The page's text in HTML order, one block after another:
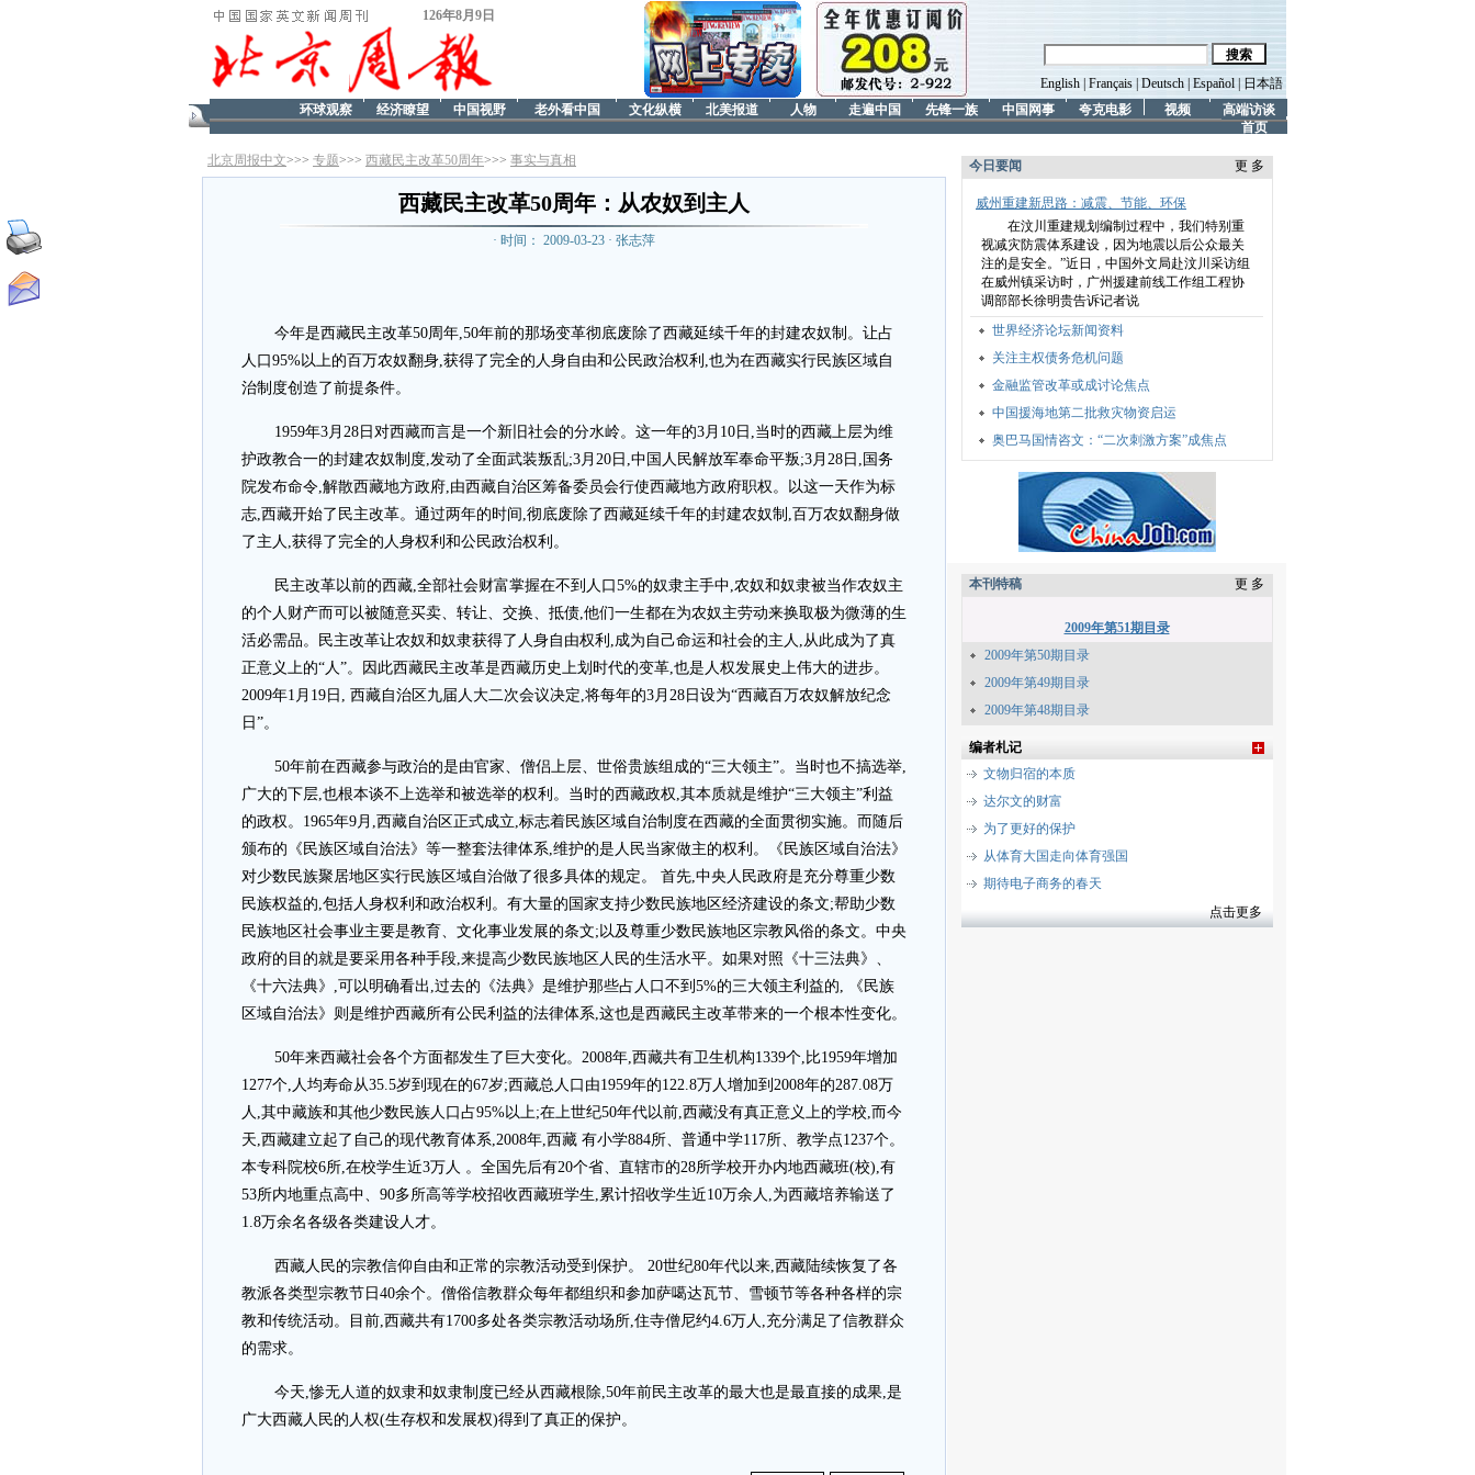
126年8月9日
English Français Deutsch Español
日本語
高端访谈
视频
夸克电影
中国网事
先锋一族
走遍中国
人物
北美报道
文化纵横
老外看中国
中国视野
经济瞭望
环球观察
首页
北京周报中文>>> 专题>>> 西藏民主改革50周年>>> 事实与真相
西藏民主改革50周年：从农奴到主人
· 时间： 2009-03-23 · 张志萍
今年是西藏民主改革50周年,50年前的那场变革彻底废除了西藏延续千年的封建农奴制。让占
人口95%以上的百万农奴翻身,获得了完全的人身自由和公民政治权利,也为在西藏实行民族区域自
治制度创造了前提条件。
1959年3月28日对西藏而言是一个新旧社会的分水岭。这一年的3月10日,当时的西藏上层为维
护政教合一的封建农奴制度,发动了全面武装叛乱;3月20日,中国人民解放军奉命平叛;3月28日,国务
院发布命令,解散西藏地方政府,由西藏自治区筹备委员会行使西藏地方政府职权。以这一天作为标
志,西藏开始了民主改革。通过两年的时间,彻底废除了西藏延续千年的封建农奴制,百万农奴翻身做
了主人,获得了完全的人身权利和公民政治权利。
民主改革以前的西藏,全部社会财富掌握在不到人口5%的奴隶主手中,农奴和奴隶被当作农奴主
的个人财产而可以被随意买卖、转让、交换、抵债,他们一生都在为农奴主劳动来换取极为微薄的生
活必需品。民主改革让农奴和奴隶获得了人身自由权利,成为自己命运和社会的主人,从此成为了真
正意义上的“人”。因此西藏民主改革是西藏历史上划时代的变革,也是人权发展史上伟大的进步。
2009年1月19日, 西藏自治区九届人大二次会议决定,将每年的3月28日设为“西藏百万农奴解放纪念
日”。
50年前在西藏参与政治的是由官家、僧侣上层、世俗贵族组成的“三大领主”。当时也不搞选举,
广大的下层,也根本谈不上选举和被选举的权利。当时的西藏政权,其本质就是维护“三大领主”利益
的政权。1965年9月,西藏自治区正式成立,标志着民族区域自治制度在西藏的全面贯彻实施。而随后
颁布的《民族区域自治法》等一整套法律体系,维护的是人民当家做主的权利。《民族区域自治法》
对少数民族聚居地区实行民族区域自治做了很多具体的规定。 首先,中央人民政府是充分尊重少数
民族权益的,包括人身权利和政治权利。有大量的国家支持少数民族地区经济建设的条文;帮助少数
民族地区社会事业主要是教育、文化事业发展的条文;以及尊重少数民族地区宗教风俗的条文。中央
政府的目的就是要采用各种手段,来提高少数民族地区人民的生活水平。如果对照《十三法典》、
《十六法典》,可以明确看出,过去的《法典》是维护那些占人口不到5%的三大领主利益的, 《民族
区域自治法》则是维护西藏所有公民利益的法律体系,这也是西藏民主改革带来的一个根本性变化。
50年来西藏社会各个方面都发生了巨大变化。2008年,西藏共有卫生机构1339个,比1959年增加
1277个,人均寿命从35.5岁到现在的67岁;西藏总人口由1959年的122.8万人增加到2008年的287.08万
人,其中藏族和其他少数民族人口占95%以上;在上世纪50年代以前,西藏没有真正意义上的学校,而今
天,西藏建立起了自己的现代教育体系,2008年,西藏 有小学884所、普通中学117所、教学点1237个。
本专科院校6所,在校学生近3万人 。全国先后有20个省、直辖市的28所学校开办内地西藏班(校),有
53所内地重点高中、90多所高等学校招收西藏班学生,累计招收学生近10万余人,为西藏培养输送了
1.8万余名各级各类建设人才。
西藏人民的宗教信仰自由和正常的宗教活动受到保护。 20世纪80年代以来,西藏陆续恢复了各
教派各类型宗教节日40余个。僧俗信教群众每年都组织和参加萨噶达瓦节、雪顿节等各种各样的宗
教和传统活动。目前,西藏共有1700多处各类宗教活动场所,住寺僧尼约4.6万人,充分满足了信教群众
的需求。
今天,惨无人道的奴隶和奴隶制度已经从西藏根除,50年前民主改革的最大也是最直接的成果,是
广大西藏人民的人权(生存权和发展权)得到了真正的保护。
今日要闻 更 多
威州重建新思路：减震、节能、环保
在汶川重建规划编制过程中，我们特别重
视减灾防震体系建设，因为地震以后公众最关
注的是安全。”近日，中国外文局赴汶川采访组
在威州镇采访时，广州援建前线工作组工程协
调部部长徐明贵告诉记者说
世界经济论坛新闻资料
关注主权债务危机问题
金融监管改革或成讨论焦点
中国援海地第二批救灾物资启运
奥巴马国情咨文：“二次刺激方案”成焦点
本刊特稿 更 多
2009年第51期目录
2009年第50期目录
2009年第49期目录
2009年第48期目录
编者札记
文物归宿的本质
达尔文的财富
为了更好的保护
从体育大国走向体育强国
期待电子商务的春天
点击更多